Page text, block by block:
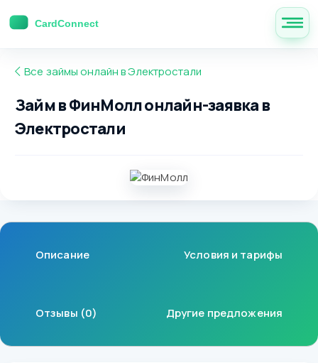
Все займы онлайн в Электростали
Займ в ФинМолл онлайн-заявка в
Электростали
Описание Условия и тарифы
Отзывы (0) Другие предложения